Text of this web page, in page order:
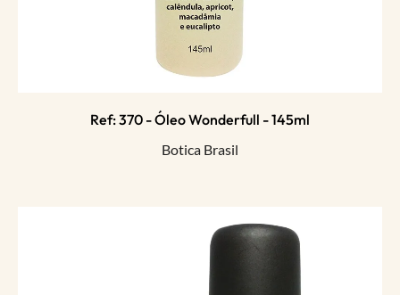
Ref: 370 - Óleo Wonderfull - 145ml
Botica Brasil